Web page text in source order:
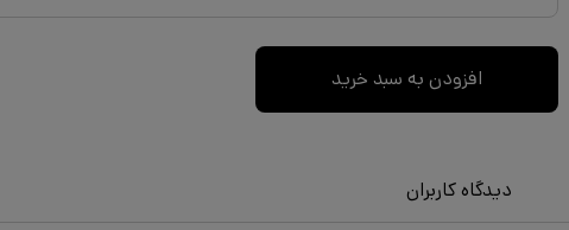
افزودن به سبد خرید
دیدگاه کاربران